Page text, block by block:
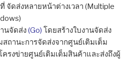
จัดส่งหลายหน้าต่างเวลา (Multiple
นจัดส่ง(Go) โดยสร้างใบงานจัดส่ง
ถานะการจัดส่งจากศูนย์เติมเต็ม
รงข่ายศูนย์เติมเต็มสินค้าและส่งถึงผู้